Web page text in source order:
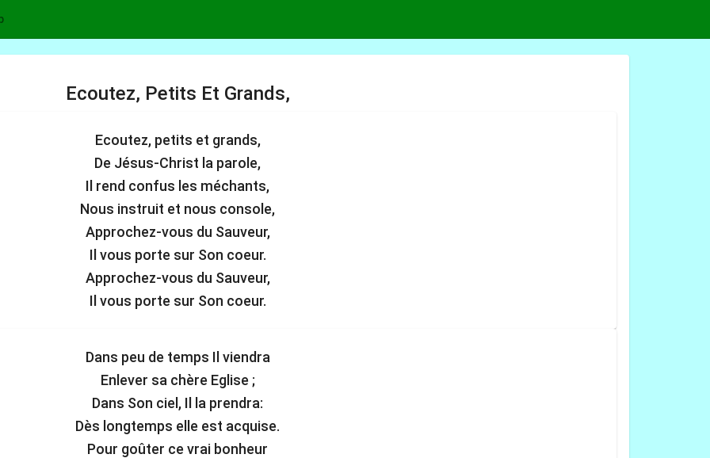
Ecoutez, Petits Et Grands,
Ecoutez, petits et grands,
De Jésus-Christ la parole,
Il rend confus les méchants,
Nous instruit et nous console,
Approchez-vous du Sauveur,
Il vous porte sur Son coeur.
Approchez-vous du Sauveur,
Il vous porte sur Son coeur.
Dans peu de temps Il viendra
Enlever sa chère Eglise ;
Dans Son ciel, Il la prendra:
Dès longtemps elle est acquise.
Pour goûter ce vrai bonheur